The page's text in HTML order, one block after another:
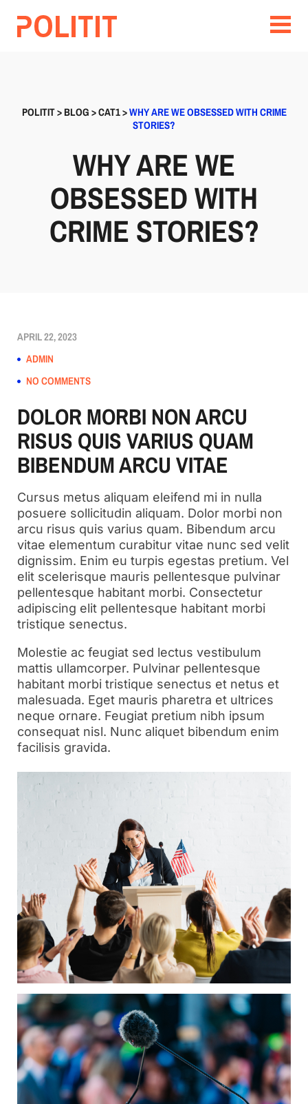
POLITIT>BLOG>CAT1>WHY ARE WE OBSESSED WITH CRIME
STORIES?
WHY ARE WE
OBSESSED WITH
CRIME STORIES?
APRIL 22, 2023
ADMIN
NO COMMENTS
DOLOR MORBI NON ARCU
RISUS QUIS VARIUS QUAM
BIBENDUM ARCU VITAE
Cursus metus aliquam eleifend mi in nulla
posuere sollicitudin aliquam. Dolor morbi non
arcu risus quis varius quam. Bibendum arcu
vitae elementum curabitur vitae nunc sed velit
dignissim. Enim eu turpis egestas pretium. Vel
elit scelerisque mauris pellentesque pulvinar
pellentesque habitant morbi. Consectetur
adipiscing elit pellentesque habitant morbi
tristique senectus.
Molestie ac feugiat sed lectus vestibulum
mattis ullamcorper. Pulvinar pellentesque
habitant morbi tristique senectus et netus et
malesuada. Eget mauris pharetra et ultrices
neque ornare. Feugiat pretium nibh ipsum
consequat nisl. Nunc aliquet bibendum enim
facilisis gravida.